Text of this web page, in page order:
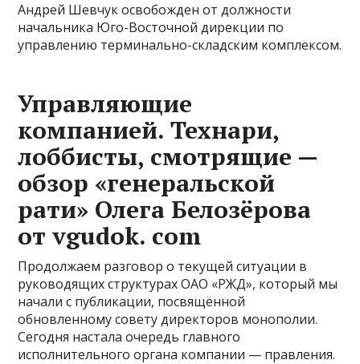
Андрей Шевчук освобожден от должности
начальника Юго-Восточной дирекции по
управлению терминально-складским комплексом.
Управляющие
компанией. Технари,
лоббисты, смотрящие —
обзор «генеральской
рати» Олега Белозёрова
от vgudok. com
Продолжаем разговор о текущей ситуации в
руководящих структурах ОАО «РЖД», который мы
начали с публикации, посвящённой
обновленному совету директоров монополии.
Сегодня настала очередь главного
исполнительного органа компании — правления.